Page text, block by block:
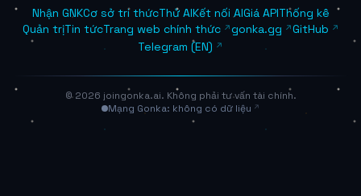
Nhận GNKCơ sở tri thứcThử AIKết nối AIGiá APIThống kê
Quản trịTin tứcTrang web chính thức gonka.gg
GitHub
Telegram (EN)
© 2026 joingonka.ai. Không phải tư vấn tài chính.
Mạng Gonka: không có dữ liệu